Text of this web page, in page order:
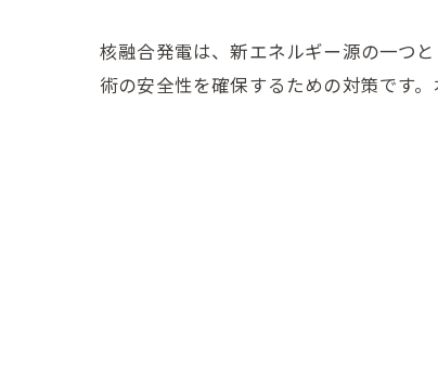
核融合発電は、新エネルギー源の一つ
術の安全性を確保するための対策です